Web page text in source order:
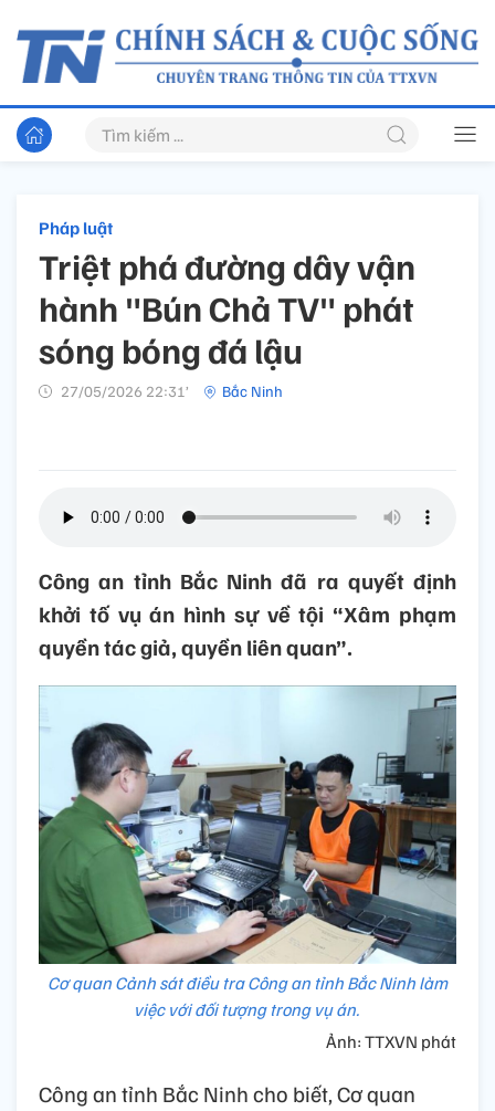
Pháp luật
Triệt phá đường dây vận
hành "Bún Chả TV" phát
sóng bóng đá lậu
27/05/2026 22:31’ Bắc Ninh
Công an tỉnh Bắc Ninh đã ra quyết định
khởi tố vụ án hình sự về tội “Xâm phạm
quyền tác giả, quyền liên quan”.
Cơ quan Cảnh sát điều tra Công an tỉnh Bắc Ninh làm
việc với đối tượng trong vụ án.
Ảnh: TTXVN phát
Công an tỉnh Bắc Ninh cho biết, Cơ quan